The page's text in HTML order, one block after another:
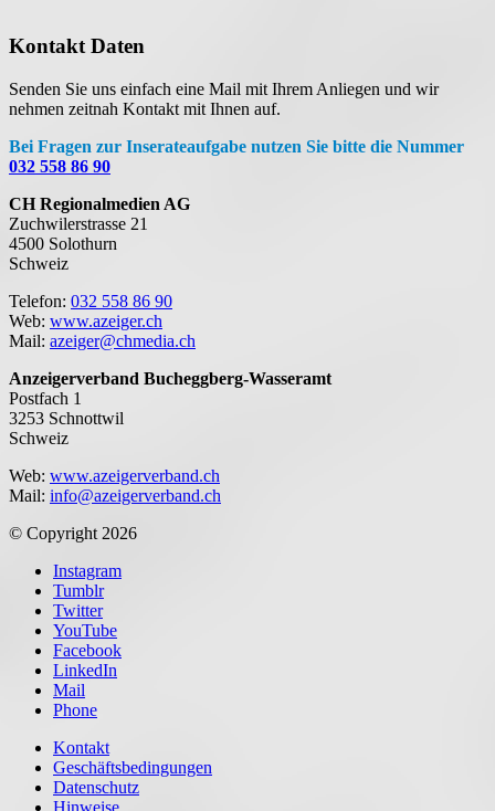
Kontakt Daten
Senden Sie uns einfach eine Mail mit Ihrem Anliegen und wir
nehmen zeitnah Kontakt mit Ihnen auf.
Bei Fragen zur Inserateaufgabe nutzen Sie bitte die Nummer
032 558 86 90
CH Regionalmedien AG
Zuchwilerstrasse 21
4500 Solothurn
Schweiz
Telefon: 032 558 86 90
Web: www.azeiger.ch
Mail: azeiger@chmedia.ch
Anzeigerverband Bucheggberg-Wasseramt
Postfach 1
3253 Schnottwil
Schweiz
Web: www.azeigerverband.ch
Mail: info@azeigerverband.ch
© Copyright 2026
Instagram
Tumblr
Twitter
YouTube
Facebook
LinkedIn
Mail
Phone
Kontakt
Geschäftsbedingungen
Datenschutz
Hinweise